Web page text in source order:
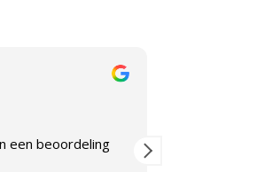
een beoordeling